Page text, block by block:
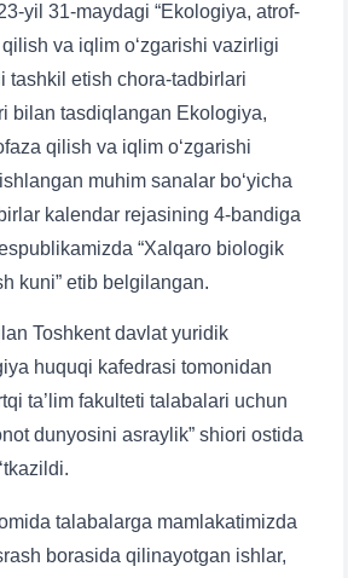
yil 31-maydagi “Ekologiya, atrof-
va iqlim oʻzgarishi vazirligi
tashkil etish chora-tadbirlari
bilan tasdiqlangan Ekologiya,
qilish va iqlim oʻzgarishi
muhim sanalar boʻyicha
kalendar rejasining 4-bandiga
“Xalqaro biologik
kuni” etib belgilangan.
Toshkent davlat yuridik
huquqi kafedrasi tomonidan
ta’lim fakulteti talabalari uchun
dunyosini asraylik” shiori ostida
talabalarga mamlakatimizda
borasida qilinayotgan ishlar,